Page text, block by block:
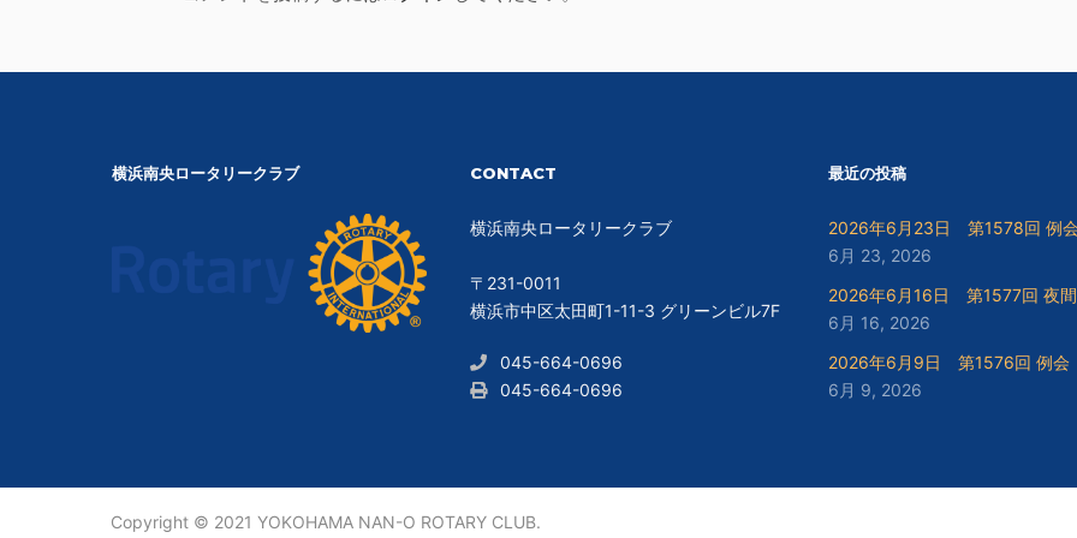
横浜南央ロータリークラブ CONTACT
横浜南央ロータリークラブ
〒231-0011
横浜市中区太田町1-11-3 グリーンビル7F
045-664-0696
045-664-0696
最近の投稿
2026年6月23日 第1578回 例
6月 23, 2026
2026年6月16日 第1577回 夜
6月 16, 2026
2026年6月9日 第1576回 例会
6月 9, 2026
Copyright © 2021 YOKOHAMA NAN-O ROTARY CLUB.